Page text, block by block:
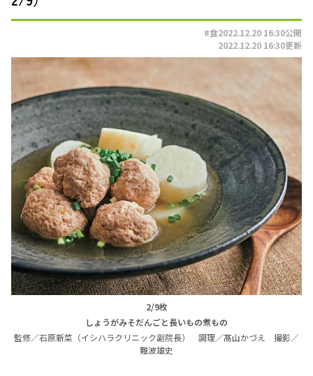
#食2022.12.20 16:30公開
2022.12.20 16:30更新
2/9枚
しょうがみそだんごと長いもの煮もの
監修／石原新菜（イシハラクリニック副院長） 調理／髙山かづえ 撮影／
難波雄史